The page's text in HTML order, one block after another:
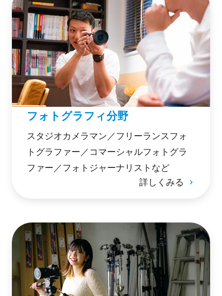
フォトグラフィ分野
スタジオカメラマン／フリーランスフォ
トグラファー／コマーシャルフォトグラ
ファー／フォトジャーナリストなど
詳しくみる